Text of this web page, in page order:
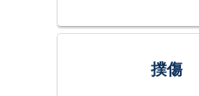
撲傷